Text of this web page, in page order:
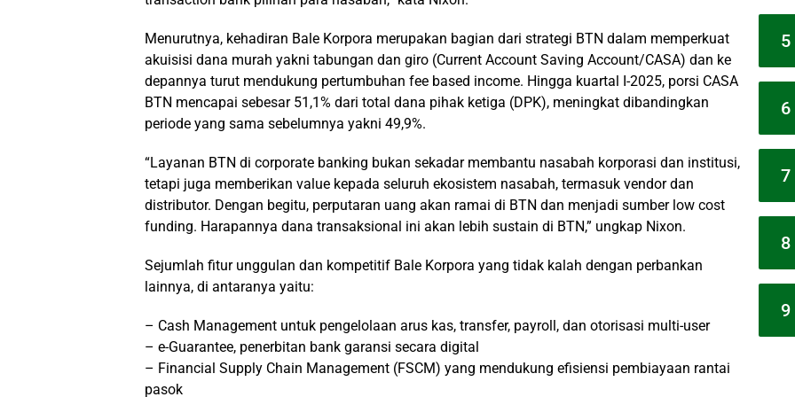
Menurutnya, kehadiran Bale Korpora merupakan bagian dari strategi BTN dalam memperkuat
akuisisi dana murah yakni tabungan dan giro (Current Account Saving Account/CASA) dan ke
depannya turut mendukung pertumbuhan fee based income. Hingga kuartal I-2025, porsi CASA
BTN mencapai sebesar 51,1% dari total dana pihak ketiga (DPK), meningkat dibandingkan
periode yang sama sebelumnya yakni 49,9%.
“Layanan BTN di corporate banking bukan sekadar membantu nasabah korporasi dan institusi,
tetapi juga memberikan value kepada seluruh ekosistem nasabah, termasuk vendor dan
distributor. Dengan begitu, perputaran uang akan ramai di BTN dan menjadi sumber low cost
funding. Harapannya dana transaksional ini akan lebih sustain di BTN,” ungkap Nixon.
Sejumlah fitur unggulan dan kompetitif Bale Korpora yang tidak kalah dengan perbankan
lainnya, di antaranya yaitu:
– Cash Management untuk pengelolaan arus kas, transfer, payroll, dan otorisasi multi-user
– e-Guarantee, penerbitan bank garansi secara digital
– Financial Supply Chain Management (FSCM) yang mendukung efisiensi pembiayaan rantai
pasok
5
6
7
8
9